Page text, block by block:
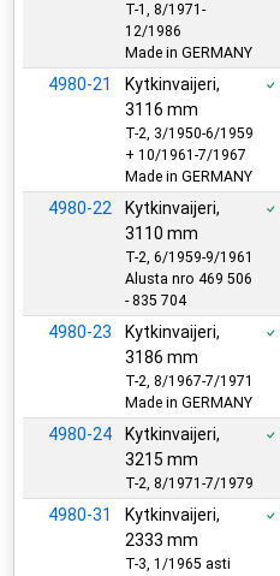
T-1, 8/1971-
12/1986
Made in GERMANY
4980-21
Kytkinvaijeri,
3116 mm
T-2, 3/1950-6/1959
+ 10/1961-7/1967
Made in GERMANY
4980-22
Kytkinvaijeri,
3110 mm
T-2, 6/1959-9/1961
Alusta nro 469 506
- 835 704
4980-23
Kytkinvaijeri,
3186 mm
T-2, 8/1967-7/1971
Made in GERMANY
4980-24
Kytkinvaijeri,
3215 mm
T-2, 8/1971-7/1979
4980-31
Kytkinvaijeri,
2333 mm
T-3, 1/1965 asti